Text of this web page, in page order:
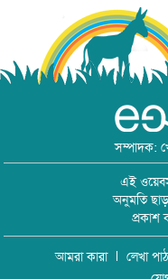
সম্পাদক:
এই
অনুমতি
প্রকাশ
আমরা কারা লেখা